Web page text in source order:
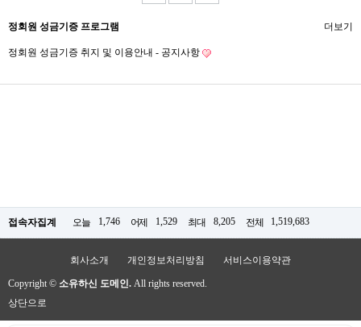
정회원 성금기증 프로그램
정회원 성금기증 취지 및 이용안내 - 공지사항
더보기
접속자집계 오늘 1,746 어제 1,529 최대 8,205 전체 1,519,683
회사소개 개인정보처리방침 서비스이용약관
Copyright © 소유하신 도메인. All rights reserved.
상단으로